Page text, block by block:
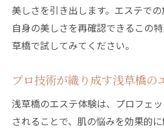
美しさを引き出します。エステで
自身の美しさを再確認できるこの
草橋で試してみてください。
プロ技術が織り成す浅草橋の
浅草橋のエステ体験は、プロフェ
されることで、肌の悩みを効果的